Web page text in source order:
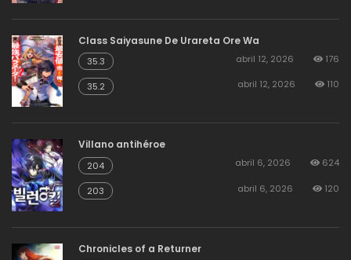
Class Saiyasune De Urareta Ore Wa
35.3 abril 12, 2026 176
35.2 abril 12, 2026 110
Villano antihéroe
204 abril 6, 2026 624
203 abril 6, 2026 120
Chronicles of a Returner